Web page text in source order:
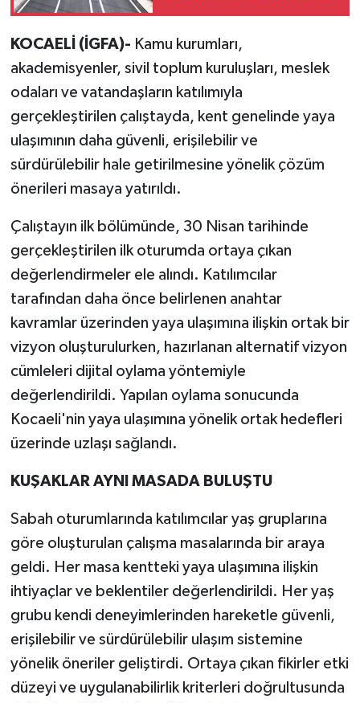
KOCAELİ (İGFA)- Kamu kurumları,
akademisyenler, sivil toplum kuruluşları, meslek
odaları ve vatandaşların katılımıyla
gerçekleştirilen çalıştayda, kent genelinde yaya
ulaşımının daha güvenli, erişilebilir ve
sürdürülebilir hale getirilmesine yönelik çözüm
önerileri masaya yatırıldı.
Çalıştayın ilk bölümünde, 30 Nisan tarihinde
gerçekleştirilen ilk oturumda ortaya çıkan
değerlendirmeler ele alındı. Katılımcılar
tarafından daha önce belirlenen anahtar
kavramlar üzerinden yaya ulaşımına ilişkin ortak bir
vizyon oluşturulurken, hazırlanan alternatif vizyon
cümleleri dijital oylama yöntemiyle
değerlendirildi. Yapılan oylama sonucunda
Kocaeli'nin yaya ulaşımına yönelik ortak hedefleri
üzerinde uzlaşı sağlandı.
KUŞAKLAR AYNI MASADA BULUŞTU
Sabah oturumlarında katılımcılar yaş gruplarına
göre oluşturulan çalışma masalarında bir araya
geldi. Her masa kentteki yaya ulaşımına ilişkin
ihtiyaçlar ve beklentiler değerlendirildi. Her yaş
grubu kendi deneyimlerinden hareketle güvenli,
erişilebilir ve sürdürülebilir ulaşım sistemine
yönelik öneriler geliştirdi. Ortaya çıkan fikirler etki
düzeyi ve uygulanabilirlik kriterleri doğrultusunda